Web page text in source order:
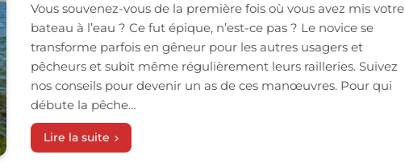
Vous souvenez-vous de la première fois où vous avez mis votre
bateau à l’eau ? Ce fut épique, n’est-ce pas ? Le novice se
transforme parfois en gêneur pour les autres usagers et
pêcheurs et subit même régulièrement leurs railleries. Suivez
nos conseils pour devenir un as de ces manœuvres. Pour qui
débute la pêche…
Lire la suite